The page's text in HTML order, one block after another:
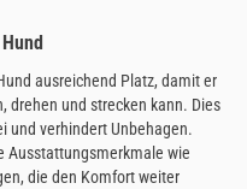
ausreichend Platz, damit er
drehen und strecken kann. Dies
und verhindert Unbehagen.
Ausstattungsmerkmale wie
die den Komfort weiter